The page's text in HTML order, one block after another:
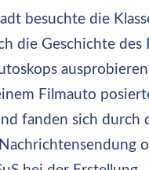
besuchte die
die Geschichte des
Filmauto
fanden sich durch